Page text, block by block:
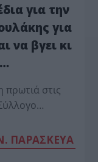
για την
για
να βγει κι
πρωτιά στις
ΠΑΡΑΣΚΕΥΑ